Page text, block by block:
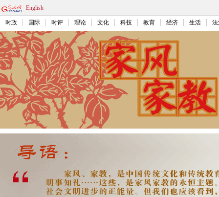
English
时政 国际 时评 理论 文化 科技 教育 经济 生活